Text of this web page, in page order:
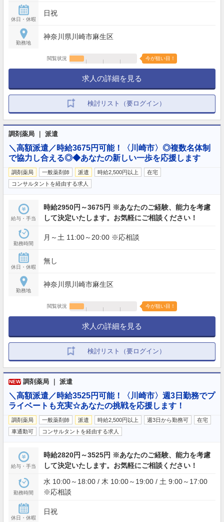
休日・休暇
日祝
勤務地
神奈川県川崎市麻生区
閲覧状況 今が狙い目！
求人の詳細を見る
検討リスト（要ログイン）
調剤薬局 ｜ 派遣
＼高額派遣／時給3675円可能！〈川崎市〉◎複数名体制
で協力し合える◎◆あなたの新しい一歩を応援します
調剤薬局 一般薬剤師 派遣 時給2,500円以上
在宅
コンサルタントを経由する求人
給与・手当
時給2950円～3675円 ※あなたのご経験、能力を考慮
して決定いたします。お気軽にご相談ください！
勤務時間
月～土 11:00～20:00 ※応相談
休日・休暇
無し
勤務地
神奈川県川崎市麻生区
閲覧状況 今が狙い目！
求人の詳細を見る
検討リスト（要ログイン）
NEW 調剤薬局 ｜ 派遣
＼高額派遣／時給3525円可能！〈川崎市〉週3日勤務でプ
ライベートも充実☆あなたの挑戦を応援します！
調剤薬局 一般薬剤師 派遣 時給2,500円以上 週3日から勤務可
在宅
車通勤可
コンサルタントを経由する求人
給与・手当
時給2820円～3525円 ※あなたのご経験、能力を考慮
して決定いたします。お気軽にご相談ください！
勤務時間
水 10:00～18:00 / 木 10:00～19:00 / 土 9:00～17:00
※応相談
休日・休暇
日祝